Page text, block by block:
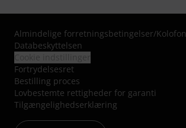
Almindelige forretningsbetingelser/Kolofon
Databeskyttelsen
Fortrydelsesret
Bestilling proces
Lovbestemte rettigheder for garanti
Tilgængelighedserklæring